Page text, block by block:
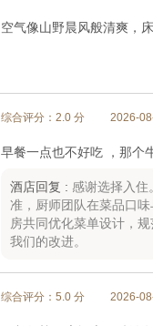
空气像山野晨风般清爽，
综合评分：2.0 分 2026-
早餐一点也不好吃 ，那个
酒店回复 : 感谢选择入
准，厨师团队在菜品口
房共同优化菜单设计，
我们的改进。
综合评分：5.0 分 2026-